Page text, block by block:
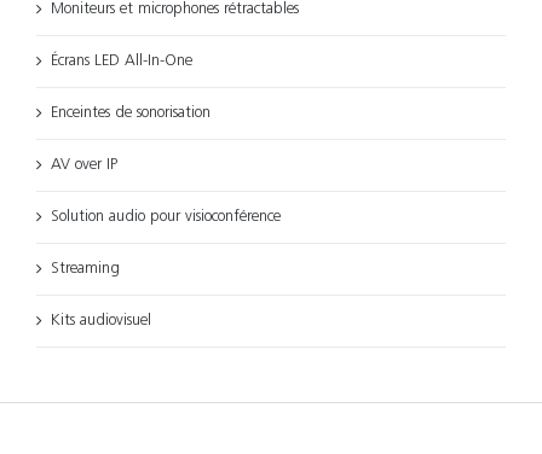
Moniteurs et microphones rétractables
Écrans LED All-In-One
Enceintes de sonorisation
AV over IP
Solution audio pour visioconférence
Streaming
Kits audiovisuel